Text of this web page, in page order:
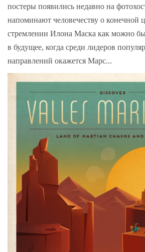
постеры появились недавно на
напоминают человечеству о конечной
стремлении Илона Маска как можно
в будущее, когда среди лидеров
направлений окажется Марс...